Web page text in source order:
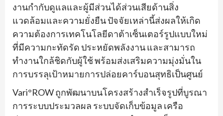
งานกำกับดูแลและผู้มีส่วนได้ส่วนเสียด้านสิ่ง
แวดล้อมและความยั่งยืน ปัจจัยเหล่านี้ส่งผลให้เกิด
ความต้องการเทคโนโลยีดาต้าเซ็นเตอร์รูปแบบใหม่
ที่มีความกะทัดรัด ประหยัดพลังงาน และสามารถ
ทำงานใกล้ชิดกับผู้ใช้ พร้อมส่งเสริมความมุ่งมั่นใน
การบรรลุเป้าหมายการปล่อยคาร์บอนสุทธิเป็นศูนย์
Vari°ROW ถูกพัฒนาบนโครงสร้างสำเร็จรูปที่บูรณา
การระบบประมวลผล ระบบจัดเก็บข้อมูล เครือ